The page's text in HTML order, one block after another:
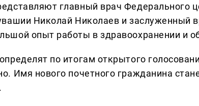
главный врач Федерального
Николай Николаев и заслуженный
опыт работы в здравоохранении и
по итогам открытого
Имя нового почетного гражданина